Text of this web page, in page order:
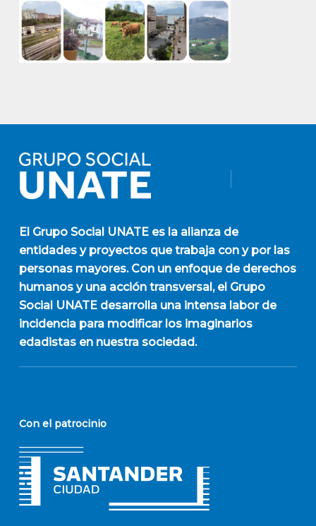
El Grupo Social UNATEes la alianza de
entidades y proyectos que trabaja con y por las
personas mayores. Con un enfoque de derechos
humanos y una acción transversal, el Grupo
Social UNATE desarrolla una intensa labor de
incidencia para modificar los imaginarios
edadistas en nuestra sociedad.
Con el patrocinio